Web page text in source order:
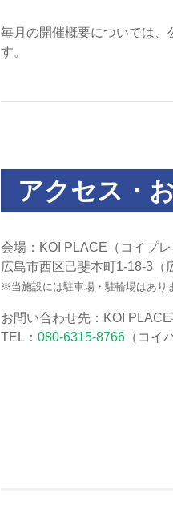
毎月の開催概要については、
す。
アクセス・
会場：KOI PLACE（コイプレ
広島市西区己斐本町1-18-3（
※当施設には駐車場・駐輪場はあり
お問い合わせ先：KOI
TEL： 080-6315-8766 （コイ